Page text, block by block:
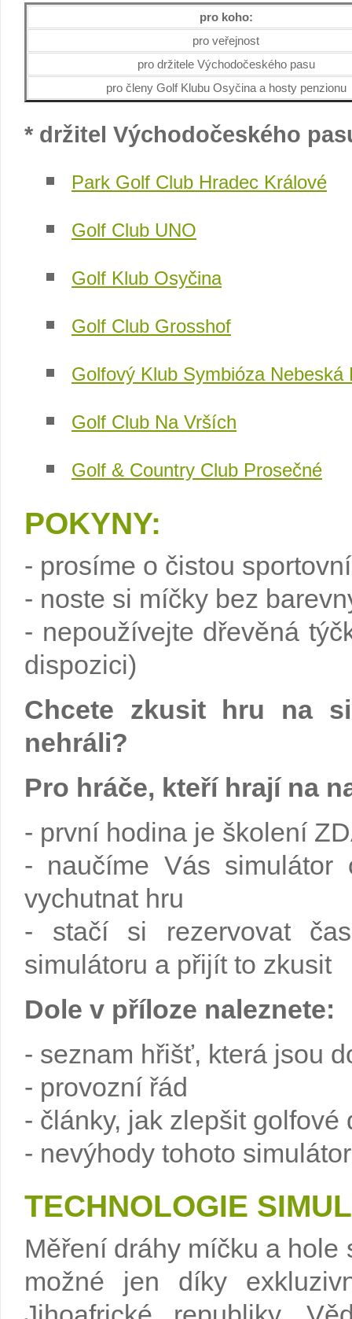
pro koho:
pro veřejnost
pro držitele Východočeského pasu
pro členy Golf Klubu Osyčina a hosty penzionu
* držitel Východočeského
Park Golf Club Hradec Králové
Golf Club UNO
Golf Klub Osyčina
Golf Club Grosshof
Golfový Klub Symbióza Nebeská
Golf Club Na Vrších
Golf & Country Club Prosečné
POKYNY:
- prosíme o čistou
- noste si míčky bez
- nepoužívejte dřevěná
dispozici)
Chcete zkusit hru na
nehráli?
Pro hráče, kteří hrají na
- první hodina je školení
- naučíme Vás
vychutnat hru
- stačí si rezervovat
simulátoru a přijít to zkusit
Dole v příloze naleznete:
- seznam hřišť, která jsou
- provozní řád
- články, jak zlepšit golfové
- nevýhody tohoto
TECHNOLOGIE
Měření dráhy míčku a
možné jen díky